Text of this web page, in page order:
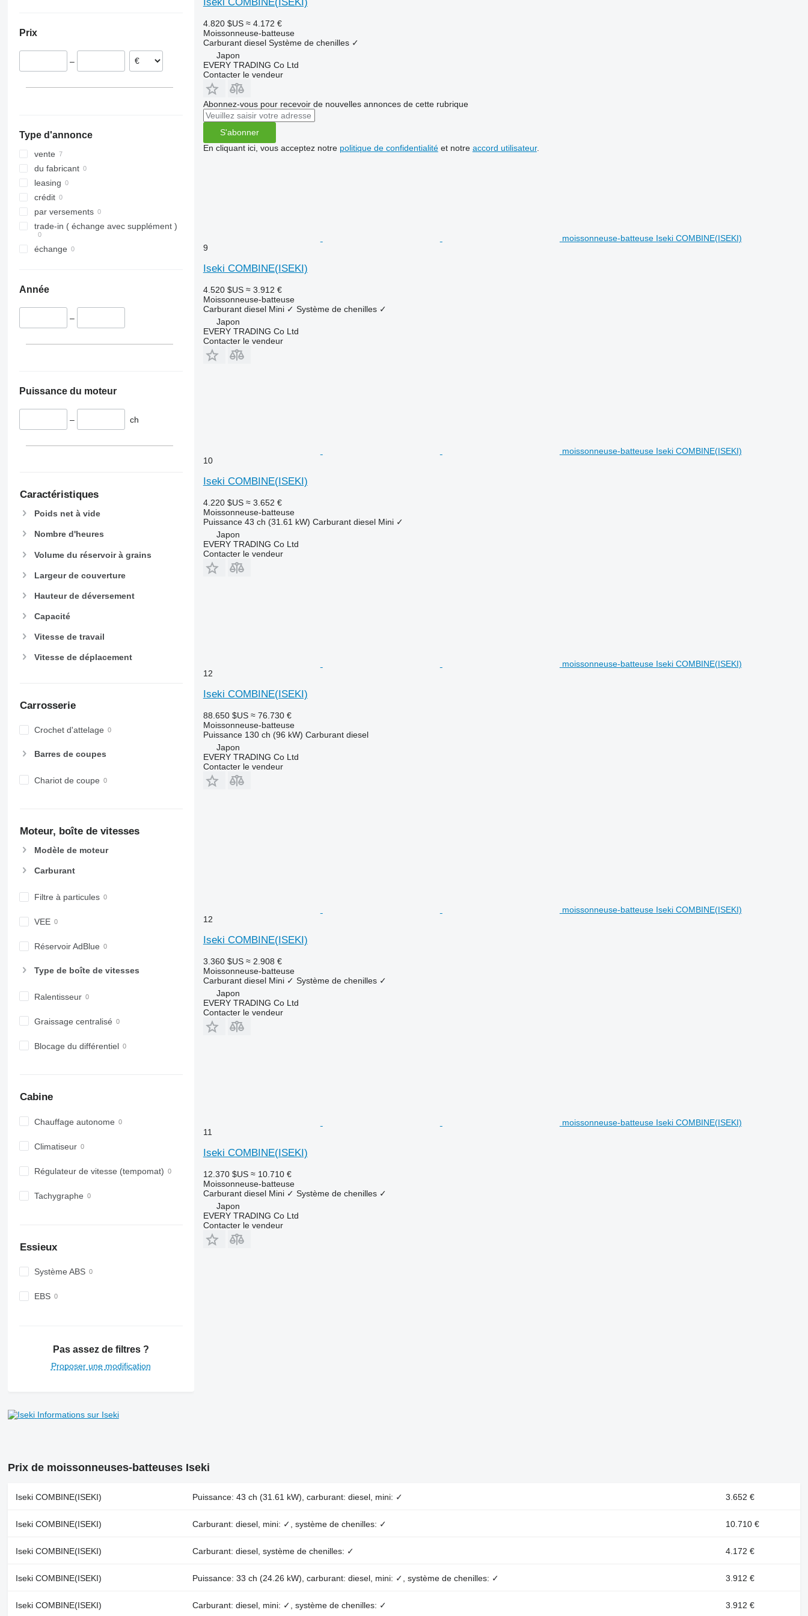
9240
9650
9770
9780
9860 STS
9880
C-series
H-series
M-series
T-series
Prix
–
Type d'annonce
vente
du fabricant
leasing
crédit
par versements
trade-in ( échange avec supplément )
échange
Année
–
Puissance du moteur
– ch
Caractéristiques
Poids net à vide
Nombre d'heures
Volume du réservoir à grains
Largeur de couverture
Hauteur de déversement
Capacité
Vitesse de travail
Vitesse de déplacement
Carrosserie
Crochet d'attelage
Barres de coupes
Chariot de coupe
Moteur, boîte de vitesses
Modèle de moteur
Carburant
Filtre à particules
VEE
Réservoir AdBlue
Type de boîte de vitesses
Ralentisseur
Graissage centralisé
Blocage du différentiel
Cabine
Chauffage autonome
Climatiseur
Régulateur de vitesse (tempomat)
Tachygraphe
Essieux
Système ABS
EBS
Pas assez de filtres ?
Proposer une modification
Informations sur Iseki
4.820 $US ≈ 4.172 €
Moissonneuse-batteuse
Carburant diesel Système de chenilles ✓
Japon
EVERY TRADING Co Ltd
Contacter le vendeur
Abonnez-vous pour recevoir de nouvelles annonces de cette rubrique
S'abonner
En cliquant ici, vous acceptez notre politique de confidentialitéet notre accord utilisateur.
moissonneuse-batteuse Iseki COMBINE(ISEKI)
9
Iseki COMBINE(ISEKI)
4.520 $US ≈ 3.912 €
Moissonneuse-batteuse
Carburant diesel Mini ✓ Système de chenilles ✓
Japon
EVERY TRADING Co Ltd
Contacter le vendeur
moissonneuse-batteuse Iseki COMBINE(ISEKI)
10
Iseki COMBINE(ISEKI)
4.220 $US ≈ 3.652 €
Moissonneuse-batteuse
Puissance 43 ch (31.61 kW) Carburant diesel Mini ✓
Japon
EVERY TRADING Co Ltd
Contacter le vendeur
moissonneuse-batteuse Iseki COMBINE(ISEKI)
12
Iseki COMBINE(ISEKI)
88.650 $US ≈ 76.730 €
Moissonneuse-batteuse
Puissance 130 ch (96 kW) Carburant diesel
Japon
EVERY TRADING Co Ltd
Contacter le vendeur
moissonneuse-batteuse Iseki COMBINE(ISEKI)
12
Iseki COMBINE(ISEKI)
3.360 $US ≈ 2.908 €
Moissonneuse-batteuse
Carburant diesel Mini ✓ Système de chenilles ✓
Japon
EVERY TRADING Co Ltd
Contacter le vendeur
moissonneuse-batteuse Iseki COMBINE(ISEKI)
11
Iseki COMBINE(ISEKI)
12.370 $US ≈ 10.710 €
Moissonneuse-batteuse
Carburant diesel Mini ✓ Système de chenilles ✓
Japon
EVERY TRADING Co Ltd
Contacter le vendeur
Prix de moissonneuses-batteuses Iseki
Iseki COMBINE(ISEKI) Puissance: 43 ch (31.61 kW), carburant: diesel, mini: ✓ 3.652 €
Iseki COMBINE(ISEKI) Carburant: diesel, mini: ✓, système de chenilles: ✓ 10.710 €
Iseki COMBINE(ISEKI) Carburant: diesel, système de chenilles: ✓ 4.172 €
Iseki COMBINE(ISEKI) Puissance: 33 ch (24.26 kW), carburant: diesel, mini: ✓, système de chenilles: ✓ 3.912 €
Iseki COMBINE(ISEKI) Carburant: diesel, mini: ✓, système de chenilles: ✓ 3.912 €